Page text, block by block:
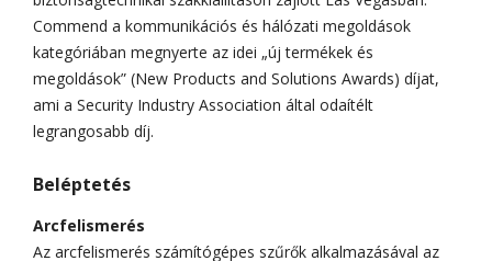
Commend a kommunikációs és hálózati megoldások
kategóriában megnyerte az idei „új termékek és
megoldások” (New Products and Solutions Awards) díjat,
ami a Security Industry Association által odaítélt
legrangosabb díj.
Beléptetés
Arcfelismerés
Az arcfelismerés számítógépes szűrők alkalmazásával az